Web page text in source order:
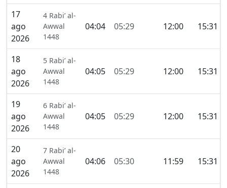
17
ago
2026
4 Rabi’ al-
Awwal
1448
04:04 05:29 12:00 15:31
18
ago
2026
5 Rabi’ al-
Awwal
1448
04:05 05:29 12:00 15:31
19
ago
2026
6 Rabi’ al-
Awwal
1448
04:05 05:29 12:00 15:31
20
ago
2026
7 Rabi’ al-
Awwal
1448
04:06 05:30 11:59 15:31